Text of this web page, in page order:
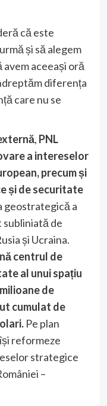
că este
și să alegem
aceeași oră
diferența
care nu se
, PNL
a intereselor
precum și
și de securitate
geostrategică a
subliniată de
și Ucraina.
centrul de
al unui spațiu
de
cumulat de
Pe plan
reformeze
strategice
–